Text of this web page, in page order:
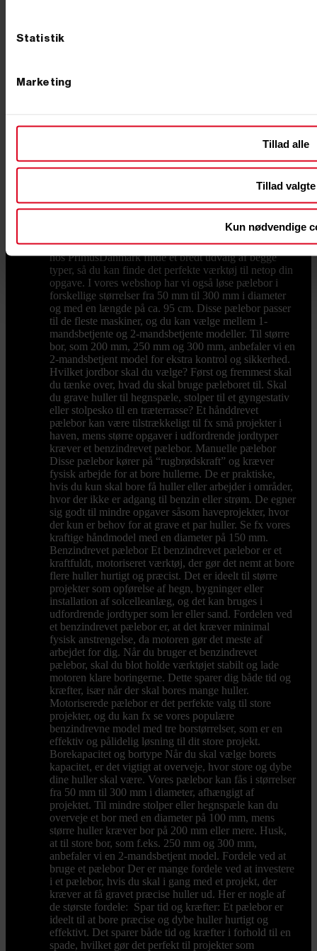
Statistik
Marketing
Tillad alle
Tillad valgte
Kun nødvendige
du selv kan køre maskinen ud til opgaven. Vælg en
Pælebor
til privat og professionelt brug. Uanset om du har brug
værktøj til dig. Det rette pælebor giver dig præcision
og effektivitet, når du skal grave huller til eksempelvis
om pælebor nederst på siden eller gå på opdagelse
blandt vores produkter. Valg af det rigtige pælebor Når
projektets omfang, jordens beskaffenhed og antallet af
benzindrevet pælebor til en større byggeopgave eller et
hånddrevet pælebor til mindre haveprojekter, kan du
hos PrimusDanmark finde et bredt udvalg af begge
typer, så du kan finde det perfekte værktøj til netop din
opgave. I vores webshop har vi også løse pælebor i
forskellige størrelser fra 50 mm til 300 mm i diameter
og med en længde på ca. 95 cm. Disse pælebor passer
til de fleste maskiner, og du kan vælge mellem 1-
mandsbetjente og 2-mandsbetjente modeller. Til større
bor, som 200 mm, 250 mm og 300 mm, anbefaler vi en
2-mandsbetjent model for ekstra kontrol og sikkerhed.
Hvilket jordbor skal du vælge? Først og fremmest skal
du tænke over, hvad du skal bruge pæleboret til. Skal
du grave huller til hegnspæle, stolper til et gyngestativ
eller stolpesko til en træterrasse? Et hånddrevet
pælebor kan være tilstrækkeligt til fx små projekter i
haven, mens større opgaver i udfordrende jordtyper
kræver et benzindrevet pælebor. Manuelle pælebor
Disse pælebor kører på “rugbrødskraft” og kræver
fysisk arbejde for at bore hullerne. De er praktiske,
hvis du kun skal bore få huller eller arbejder i områder,
hvor der ikke er adgang til benzin eller strøm. De egner
sig godt til mindre opgaver såsom haveprojekter, hvor
der kun er behov for at grave et par huller. Se fx vores
kraftige håndmodel med en diameter på 150 mm.
Benzindrevet pælebor Et benzindrevet pælebor er et
kraftfuldt, motoriseret værktøj, der gør det nemt at bore
flere huller hurtigt og præcist. Det er ideelt til større
projekter som opførelse af hegn, bygninger eller
installation af solcelleanlæg, og det kan bruges i
udfordrende jordtyper som ler eller sand. Fordelen ved
et benzindrevet pælebor er, at det kræver minimal
fysisk anstrengelse, da motoren gør det meste af
arbejdet for dig. Når du bruger et benzindrevet
pælebor, skal du blot holde værktøjet stabilt og lade
motoren klare boringerne. Dette sparer dig både tid og
kræfter, især når der skal bores mange huller.
Motoriserede pælebor er det perfekte valg til store
projekter, og du kan fx se vores populære
benzindrevne model med tre borstørrelser, som er en
effektiv og pålidelig løsning til dit store projekt.
Borekapacitet og bortype Når du skal vælge borets
kapacitet, er det vigtigt at overveje, hvor store og dybe
dine huller skal være. Vores pælebor kan fås i størrelser
fra 50 mm til 300 mm i diameter, afhængigt af
projektet. Til mindre stolper eller hegnspæle kan du
overveje et bor med en diameter på 100 mm, mens
større huller kræver bor på 200 mm eller mere. Husk,
at til store bor, som f.eks. 250 mm og 300 mm,
anbefaler vi en 2-mandsbetjent model. Fordele ved at
bruge et pælebor Der er mange fordele ved at investere
i et pælebor, hvis du skal i gang med et projekt, der
kræver at få gravet præcise huller ud. Her er nogle af
de største fordele: Spar tid og kræfter: Et pælebor er
ideelt til at bore præcise og dybe huller hurtigt og
effektivt. Det sparer både tid og kræfter i forhold til en
spade, hvilket gør det perfekt til projekter som